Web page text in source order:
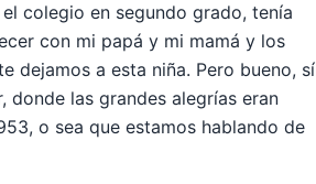
colegio en segundo grado, tenía
con mi papá y mi mamá y los
dejamos a esta niña. Pero bueno, sí
donde las grandes alegrías eran
o sea que estamos hablando de